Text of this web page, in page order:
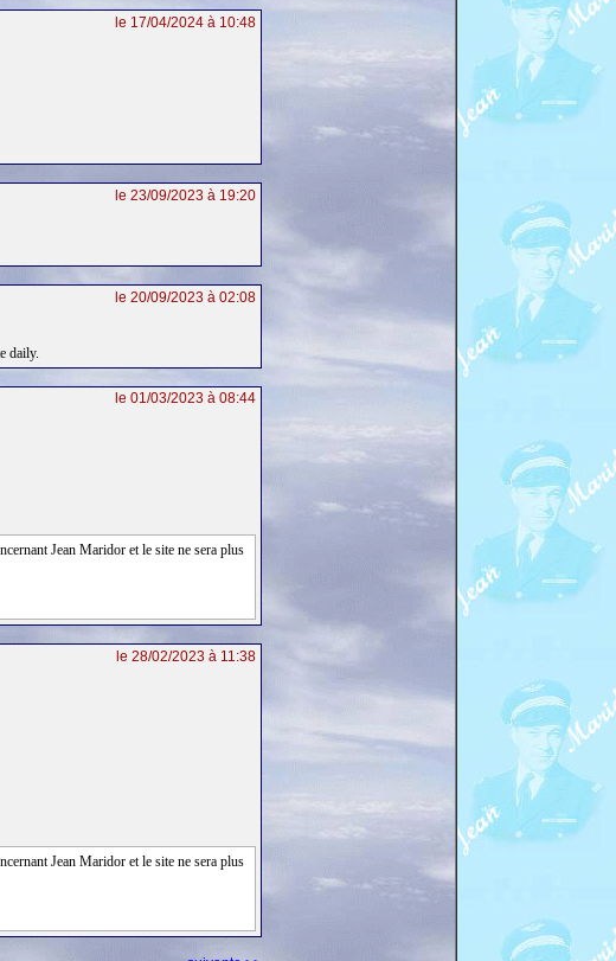
le 17/04/2024 à 10:48
le 23/09/2023 à 19:20
le 20/09/2023 à 02:08
daily.
le 01/03/2023 à 08:44
Jean Maridor et le site ne sera plus
le 28/02/2023 à 11:38
Jean Maridor et le site ne sera plus